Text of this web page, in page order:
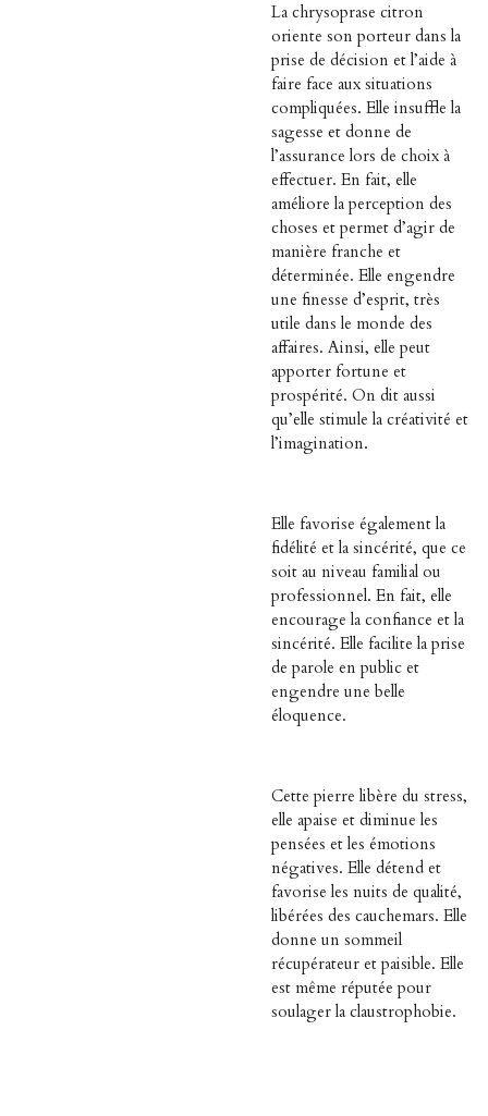
La chrysoprase citron
oriente son porteur dans la
prise de décision et l’aide à
faire face aux situations
compliquées. Elle insuffle la
sagesse et donne de
l’assurance lors de choix à
effectuer. En fait, elle
améliore la perception des
choses et permet d’agir de
manière franche et
déterminée. Elle engendre
une finesse d’esprit, très
utile dans le monde des
affaires. Ainsi, elle peut
apporter fortune et
prospérité. On dit aussi
qu’elle stimule la créativité et
l’imagination.
Elle favorise également la
fidélité et la sincérité, que ce
soit au niveau familial ou
professionnel. En fait, elle
encourage la confiance et la
sincérité. Elle facilite la prise
de parole en public et
engendre une belle
éloquence.
Cette pierre libère du stress,
elle apaise et diminue les
pensées et les émotions
négatives. Elle détend et
favorise les nuits de qualité,
libérées des cauchemars. Elle
donne un sommeil
récupérateur et paisible. Elle
est même réputée pour
soulager la claustrophobie.